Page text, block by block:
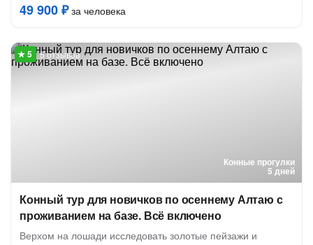
49 900 ₽за человека
Конные прогулки
5 дней
5 отзывов
Конный тур для новичков по осеннему Алтаю с
проживанием на базе. Всё включено
Верхом на лошади исследовать золотые пейзажи и